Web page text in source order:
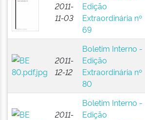
2011-
11-03
Edição
Extraordinária nº
69
2011-
12-12
Boletim Interno -
Edição
Extraordinária nº
80
2011-
Boletim Interno -
Edição